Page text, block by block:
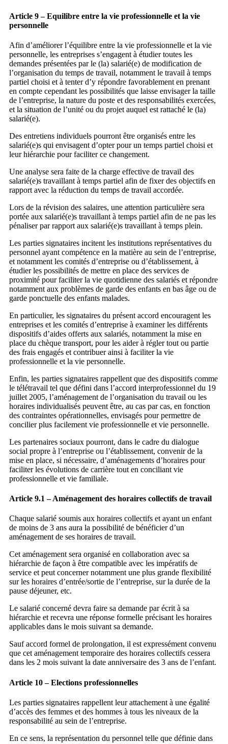
Article 9 – Equilibre entre la vie professionnelle et la vie
personnelle
Afin d’améliorer l’équilibre entre la vie professionnelle et la vie
personnelle, les entreprises s’engagent à étudier toutes les
demandes présentées par le (la) salarié(e) de modification de
l’organisation du temps de travail, notamment le travail à temps
partiel choisi et à tenter d’y répondre favorablement en prenant
en compte cependant les possibilités que laisse envisager la taille
de l’entreprise, la nature du poste et des responsabilités exercées,
et la situation de l’unité ou du projet auquel est rattaché le (la)
salarié(e).
Des entretiens individuels pourront être organisés entre les
salarié(e)s qui envisagent d’opter pour un temps partiel choisi et
leur hiérarchie pour faciliter ce changement.
Une analyse sera faite de la charge effective de travail des
salarié(e)s travaillant à temps partiel afin de fixer des objectifs en
rapport avec la réduction du temps de travail accordée.
Lors de la révision des salaires, une attention particulière sera
portée aux salarié(e)s travaillant à temps partiel afin de ne pas les
pénaliser par rapport aux salarié(e)s travaillant à temps plein.
Les parties signataires incitent les institutions représentatives du
personnel ayant compétence en la matière au sein de l’entreprise,
et notamment les comités d’entreprise ou d’établissement, à
étudier les possibilités de mettre en place des services de
proximité pour faciliter la vie quotidienne des salariés et répondre
notamment aux problèmes de garde des enfants en bas âge ou de
garde ponctuelle des enfants malades.
En particulier, les signataires du présent accord encouragent les
entreprises et les comités d’entreprise à examiner les différents
dispositifs d’aides offerts aux salariés, notamment la mise en
place du chèque transport, pour les aider à régler tout ou partie
des frais engagés et contribuer ainsi à faciliter la vie
professionnelle et la vie personnelle.
Enfin, les parties signataires rappellent que des dispositifs comme
le télétravail tel que défini dans l’accord interprofessionnel du 19
juillet 2005, l’aménagement de l’organisation du travail ou les
horaires individualisés peuvent être, au cas par cas, en fonction
des contraintes opérationnelles, envisagés pour permettre de
concilier plus facilement vie professionnelle et vie personnelle.
Les partenaires sociaux pourront, dans le cadre du dialogue
social propre à l’entreprise ou l’établissement, convenir de la
mise en place, si nécessaire, d’aménagements d’horaires pour
faciliter les évolutions de carrière tout en conciliant vie
professionnelle et vie familiale.
Article 9.1 – Aménagement des horaires collectifs de travail
Chaque salarié soumis aux horaires collectifs et ayant un enfant
de moins de 3 ans aura la possibilité de bénéficier d’un
aménagement de ses horaires de travail.
Cet aménagement sera organisé en collaboration avec sa
hiérarchie de façon à être compatible avec les impératifs de
service et peut concerner notamment une plus grande flexibilité
sur les horaires d’entrée/sortie de l’entreprise, sur la durée de la
pause déjeuner, etc.
Le salarié concerné devra faire sa demande par écrit à sa
hiérarchie et recevra une réponse formelle précisant les horaires
applicables dans le mois suivant sa demande.
Sauf accord formel de prolongation, il est expressément convenu
que cet aménagement temporaire des horaires collectifs cessera
dans les 2 mois suivant la date anniversaire des 3 ans de l’enfant.
Article 10 – Elections professionnelles
Les parties signataires rappellent leur attachement à une égalité
d’accès des femmes et des hommes à tous les niveaux de la
responsabilité au sein de l’entreprise.
En ce sens, la représentation du personnel telle que définie dans